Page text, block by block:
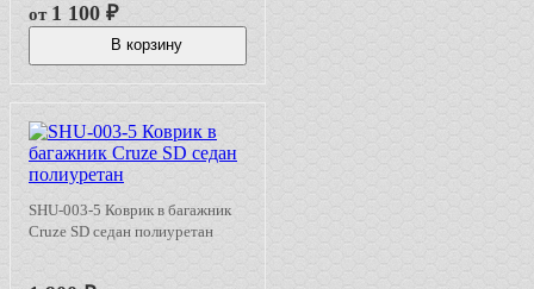
от 1 100 ₽
В корзину
SHU-003-5 Коврик в багажник
Cruze SD седан полиуретан